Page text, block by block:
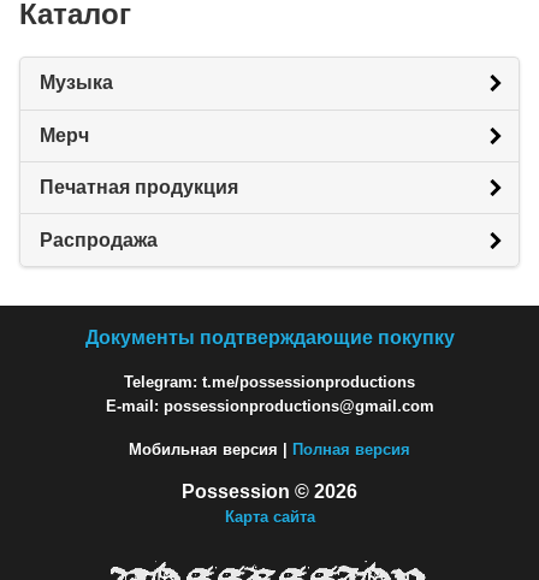
Каталог
Музыка
Мерч
Печатная продукция
Распродажа
Документы подтверждающие покупку
Telegram: t.me/possessionproductions
E-mail: possessionproductions@gmail.com
Мобильная версия | Полная версия
Possession © 2026
Карта сайта